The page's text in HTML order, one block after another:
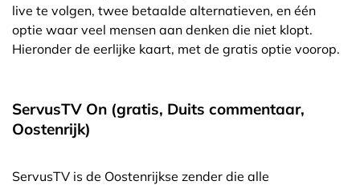
live te volgen, twee betaalde alternatieven, en één
optie waar veel mensen aan denken die niet klopt.
Hieronder de eerlijke kaart, met de gratis optie voorop.
ServusTV On (gratis, Duits commentaar,
Oostenrijk)
ServusTV is de Oostenrijkse zender die alle